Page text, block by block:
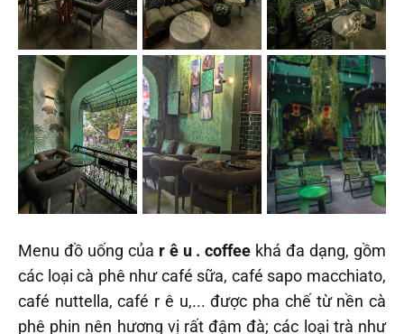
Menu đồ uống của r ê u . coffee khá đa dạng, gồm
các loại cà phê như café sữa, café sapo macchiato,
café nuttella, café r ê u,... được pha chế từ nền cà
phê phin nên hương vị rất đậm đà; các loại trà như